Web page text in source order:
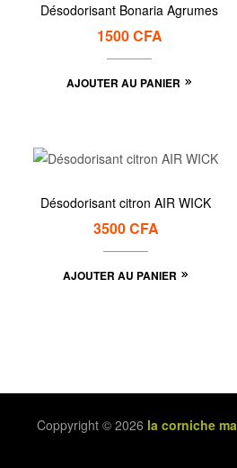
Désodorisant Bonaria Agrumes
1500CFA
AJOUTER AU PANIER
Désodorisant citron AIR WICK
3500CFA
AJOUTER AU PANIER
Coppyright © 2026 la corniche